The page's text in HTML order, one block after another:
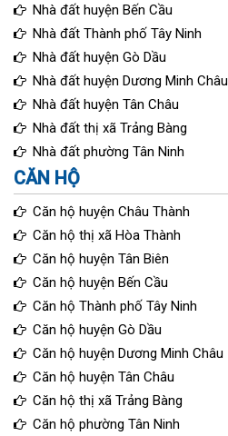
Nhà đất huyện Bến Cầu
Nhà đất Thành phố Tây Ninh
Nhà đất huyện Gò Dầu
Nhà đất huyện Dương Minh Châu
Nhà đất huyện Tân Châu
Nhà đất thị xã Trảng Bàng
Nhà đất phường Tân Ninh
CĂN HỘ
Căn hộ huyện Châu Thành
Căn hộ thị xã Hòa Thành
Căn hộ huyện Tân Biên
Căn hộ huyện Bến Cầu
Căn hộ Thành phố Tây Ninh
Căn hộ huyện Gò Dầu
Căn hộ huyện Dương Minh Châu
Căn hộ huyện Tân Châu
Căn hộ thị xã Trảng Bàng
Căn hộ phường Tân Ninh